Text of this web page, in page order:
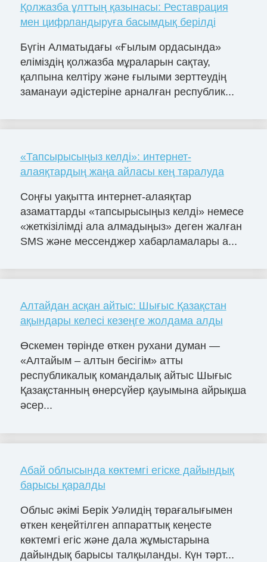
Қолжазба ұлттың қазынасы: Реставрация
мен цифрландыруға басымдық берілді
Бүгін Алматыдағы «Ғылым ордасында»
еліміздің қолжазба мұраларын сақтау,
қалпына келтіру және ғылыми зерттеудің
заманауи әдістеріне арналған республик...
«Тапсырысыңыз келді»: интернет-
алаяқтардың жаңа айласы кең таралуда
Соңғы уақытта интернет-алаяқтар
азаматтарды «тапсырысыңыз келді» немесе
«жеткізілімді ала алмадыңыз» деген жалған
SMS және мессенджер хабарламалары а...
Алтайдан асқан айтыс: Шығыс Қазақстан
ақындары келесі кезеңге жолдама алды
Өскемен төрінде өткен рухани думан —
«Алтайым – алтын бесігім» атты
республикалық командалық айтыс Шығыс
Қазақстанның өнерсүйер қауымына айрықша
әсер...
Абай облысында көктемгі егіске дайындық
барысы қаралды
Облыс әкімі Берік Уәлидің төрағалығымен
өткен кеңейтілген аппараттық кеңесте
көктемгі егіс және дала жұмыстарына
дайындық барысы талқыланды. Күн тәрт...